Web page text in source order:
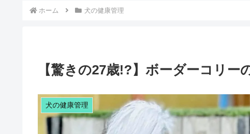
ホーム 犬の健康管理
【驚きの27歳!?】ボーダーコリ
犬の健康管理